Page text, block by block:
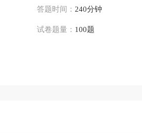
答题时间： 240分钟
试卷题量： 100题